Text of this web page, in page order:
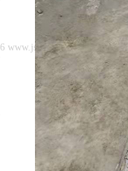
www.jszllt.com All rights
技术支持：